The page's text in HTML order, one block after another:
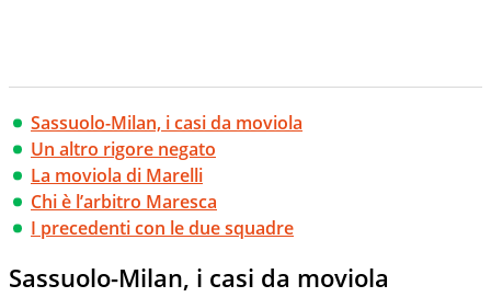
Sassuolo-Milan, i casi da moviola
Un altro rigore negato
La moviola di Marelli
Chi è l’arbitro Maresca
I precedenti con le due squadre
Sassuolo-Milan, i casi da moviola